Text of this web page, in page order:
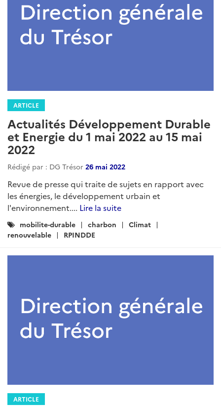
ARTICLE
Actualités Développement Durable
et Energie du 1 mai 2022 au 15 mai
2022
Rédigé par : DG Trésor 26 mai 2022
Revue de presse qui traite de sujets en rapport avec
les énergies, le développement urbain et
l'environnement.... Lire la suite
Catégories
:
mobilite-durable charbon
Climat
renouvelable
RPINDDE
ARTICLE